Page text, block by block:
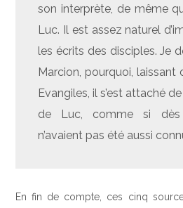
son interprète, de même
Luc. Il est assez naturel
les écrits des disciples. Je
Marcion, pourquoi, laissant
Evangiles, il s’est attaché
de Luc, comme si dès
n’avaient pas été aussi
En fin de compte, ces cinq